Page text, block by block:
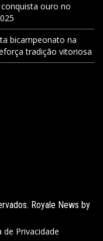
ouro no
bicampeonato na
tradição vitoriosa
Royale News by
de Privacidade